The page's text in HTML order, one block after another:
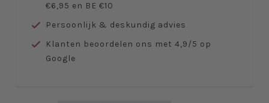
€6,95 en BE €10
Persoonlijk & deskundig advies
Klanten beoordelen ons met 4,9/5 op
Google